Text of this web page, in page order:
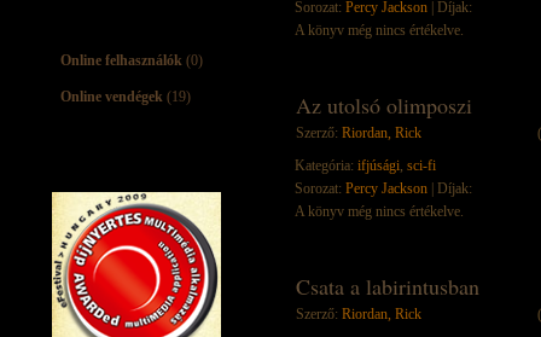
Online felhasználók (0)
Online vendégek (19)
Sorozat: Percy Jackson | Díjak:
A könyv még nincs értékelve.
Az utolsó olimposzi
Szerző: Riordan, Rick
Kategória: ifjúsági, sci-fi
Sorozat: Percy Jackson | Díjak:
A könyv még nincs értékelve.
Csata a labirintusban
Szerző: Riordan, Rick